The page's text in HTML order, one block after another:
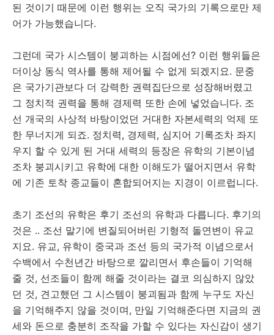
된 것이기 때문에 이런 행위는 오직 국가의 기록으로만 제
어가 가능했습니다.
그런데 국가 시스템이 붕괴하는 시점에선? 이런 행위들은
더이상 동식 역사를 통해 제어될 수 없게 되겠지요. 문중
은 국가기관보다 더 강력한 권력집단으로 성장해버렸고
그 정치적 권력을 통해 경제력 또한 손에 넣었습니다. 조
선 개국의 사상적 바탕이었던 거대한 자본세력의 억제 또
한 무너지게 되죠. 정치력, 경제력, 심지어 기록조차 좌지
우지 할 수 있게 된 거대 세력의 등장은 유학의 기본이념
조차 붕괴시키고 유학에 대한 이해도가 떨어지면서 유학
에 기존 토착 종교들이 혼합되어지는 지경이 이르럽니다.
초기 조선의 유학은 후기 조선의 유학과 다릅니다. 후기의
것은 .. 조선 말기에 변질되어버린 기형적 돌연변이 유교
지요. 유교, 유학이 중국과 조선 등의 국가적 이념으로서
수백에서 수천년간 바탕으로 깔리면서 후손들이 기억해
줄 것, 선조들이 함께 해줄 것이라는 결코 의심하지 않았
던 것, 견고했던 그 시스템이 붕괴됨과 함께 누구도 자신
을 기억해주지 않을 것이며, 만일 기억해준다면 지금의 권
세와 돈으로 충분히 조작을 가할 수 있다는 자신감이 생기